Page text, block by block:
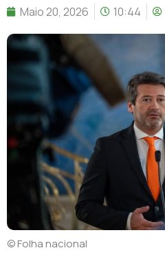
Maio 20, 2026 10:44
© Folha nacional